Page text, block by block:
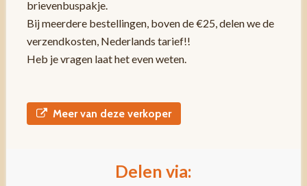
brievenbuspakje.
Bij meerdere bestellingen, boven de €25, delen we de
verzendkosten, Nederlands tarief!!
Heb je vragen laat het even weten.
Meer van deze verkoper
Delen via: